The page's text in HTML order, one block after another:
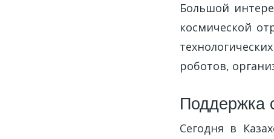
Большой
космической
роботов,
Поддержка
Сегодня в